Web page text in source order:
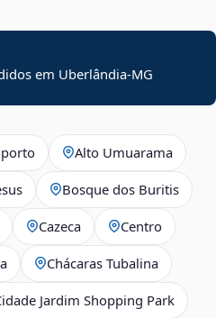
em Uberlândia-MG
Alto Umuarama
Bosque dos Buritis
Cazeca Centro
Chácaras Tubalina
Jardim Shopping Park